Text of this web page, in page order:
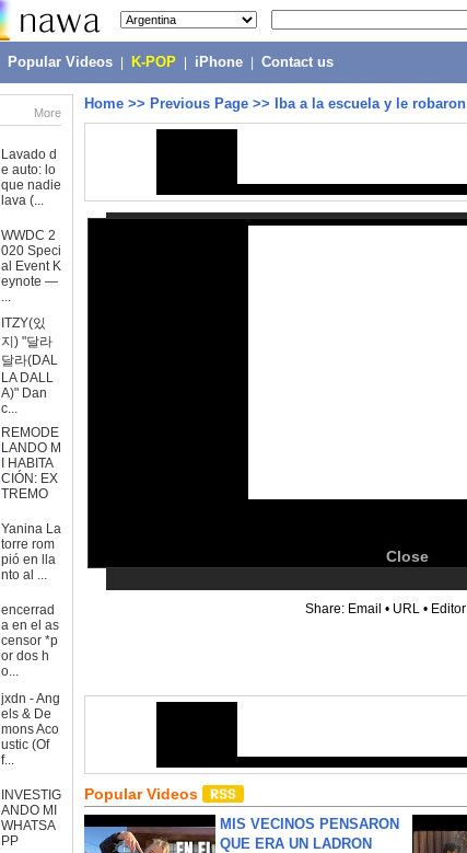
Popular Videos K-POP iPhone Contact us
More
Lavado d
e auto: lo
que nadie
lava (...
WWDC 2
020 Speci
al Event K
eynote —
...
ITZY(있
지) "달라
달라(DAL
LA DALL
A)" Dan
c...
REMODE
LANDO M
I HABITA
CIÓN: EX
TREMO
Yanina La
torre rom
pió en lla
nto al ...
encerrad
a en el as
censor *p
or dos h
o...
jxdn - Ang
els & De
mons Aco
ustic (Of
f...
INVESTIG
ANDO MI
WHATSA
PP
Home >> Previous Page >> Iba a la escuela y le robaron
Close
Share: Email • URL • Editor
Popular Videos
MIS VECINOS PENSARON
QUE ERA UN LADRON